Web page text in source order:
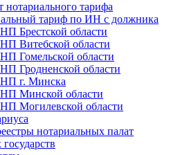
нотариального тарифа
тариф по ИН с должника
Брестской области
Витебской области
Гомельской области
Гродненской области
г. Минска
Минской области
Могилевской области
нотариальных палат